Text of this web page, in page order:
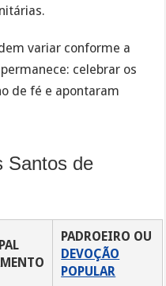
variar conforme a
celebrar os
de fé e apontaram
Santos de
PADROEIRO OU
DEVOÇÃO
POPULAR